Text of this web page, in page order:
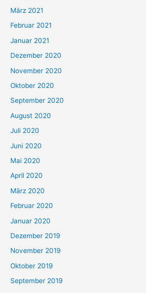
März 2021
Februar 2021
Januar 2021
Dezember 2020
November 2020
Oktober 2020
September 2020
August 2020
Juli 2020
Juni 2020
Mai 2020
April 2020
März 2020
Februar 2020
Januar 2020
Dezember 2019
November 2019
Oktober 2019
September 2019